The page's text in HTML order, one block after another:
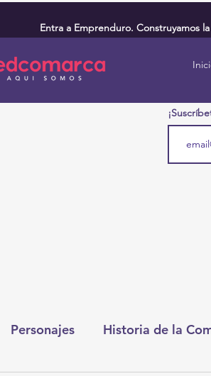
Entra a Emprenduro. Construyamos
Personajes Historia de la